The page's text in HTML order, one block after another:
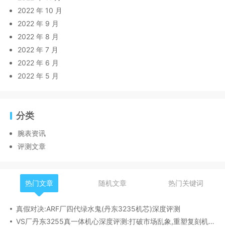
2022 年 10 月
2022 年 9 月
2022 年 8 月
2022 年 7 月
2022 年 6 月
2022 年 5 月
分类
腕表资讯
评测文章
热门文章 随机文章 热门关键词
真假对决:ARF厂四代绿水鬼(丹东3235机芯)深度评测
VS厂丹东3255真一体机心深度评测:打破市场乱象,重塑复刻机芯新标杆​